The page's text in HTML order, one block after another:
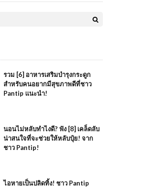
รวม [6] อาหารเสริมบำรุงกระดูก
สำหรับคนอยากมีสุขภาพดีที่ชาว
Pantip แนะนำ!
นอนไม่หลับทำไงดี? ฟัง [8] เคล็ดลับ
น่าสนใจที่จะช่วยให้หลับปุ๋ย! จาก
ชาว Pantip!
ไอหายเป็นปลิดทิ้ง! ชาว Pantip